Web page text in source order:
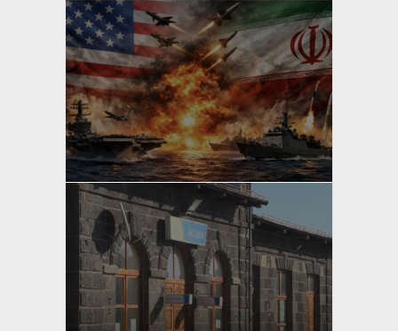
yazan
Bahri Ak
yazan
Bahri Ak